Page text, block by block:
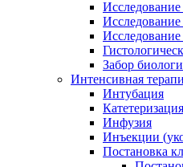
Забор
Интенсивная
Интубация
Инфузия
Инъекции
Постановка